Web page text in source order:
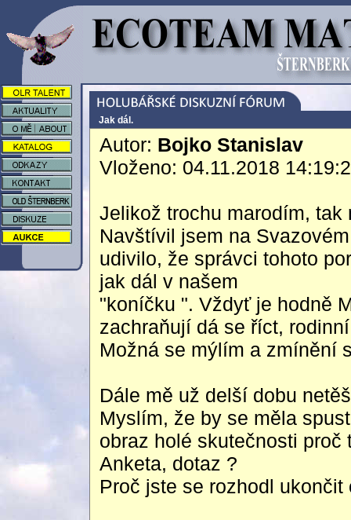
Jak dál.
Autor: Bojko Stanislav
Vloženo: 04.11.2018
Jelikož trochu marodím,
Navštívil jsem na
udivilo, že správci tohoto
jak dál v našem
"koníčku ". Vždyť je hodně
zachraňují dá se říct,
Možná se mýlím a zmínění
Dále mě už delší dobu
Myslím, že by se měla
obraz holé skutečnosti proč
Anketa, dotaz ?
Proč jste se rozhodl ukončit